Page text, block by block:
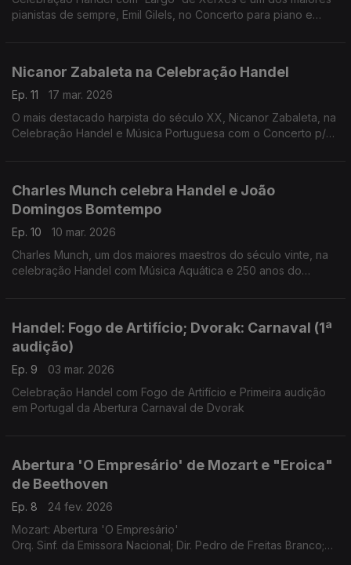
pianistas de sempre, Emil Gilels, no Concerto para piano e
Nicanor Zabaleta na Celebração Handel
Ep. 11
17 mar. 2026
O mais destacado harpista do século XX, Nicanor Zabaleta, na
Celebração Handel e Música Portuguesa com o Concerto p/
Charles Munch celebra Handel e João
Domingos Bomtempo
Ep. 10
10 mar. 2026
Charles Munch, um dos maiores maestros do século vinte, na
celebração Handel com Música Aquática e 250 anos do
Handel: Fogo de Artifício; Dvorak: Carnaval (1ª
audição)
Ep. 9
03 mar. 2026
Celebração Handel com Fogo de Artifício e Primeira audição
em Portugal da Abertura Carnaval de Dvorak
Abertura 'O Empresário' de Mozart e "Eroica"
de Beethoven
Ep. 8
24 fev. 2026
Mozart: Abertura 'O Empresário'
Orq. Sinf. da Emissora Nacional; Dir. Pedro de Freitas Branco;